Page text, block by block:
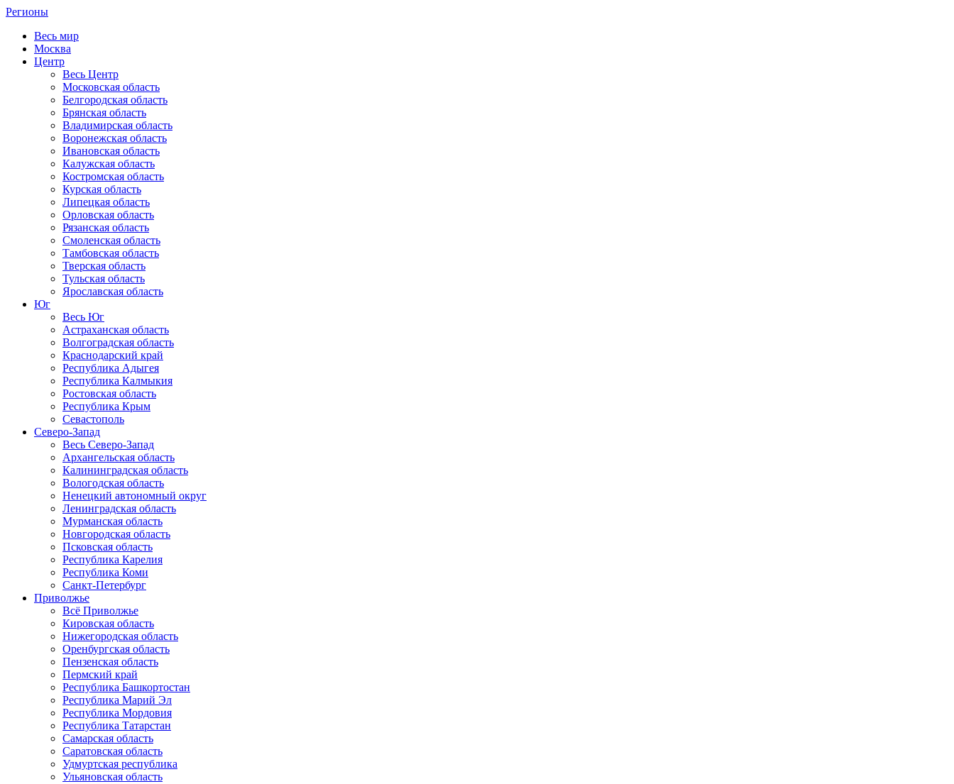
Регионы
Весь мир
Москва
Центр
Весь Центр
Московская область
Белгородская область
Брянская область
Владимирская область
Воронежская область
Ивановская область
Калужская область
Костромская область
Курская область
Липецкая область
Орловская область
Рязанская область
Смоленская область
Тамбовская область
Тверская область
Тульская область
Ярославская область
Юг
Весь Юг
Астраханская область
Волгоградская область
Краснодарский край
Республика Адыгея
Республика Калмыкия
Ростовская область
Республика Крым
Севастополь
Северо-Запад
Весь Северо-Запад
Архангельская область
Калининградская область
Вологодская область
Ненецкий автономный округ
Ленинградская область
Мурманская область
Новгородская область
Псковская область
Республика Карелия
Республика Коми
Санкт-Петербург
Приволжье
Всё Приволжье
Кировская область
Нижегородская область
Оренбургская область
Пензенская область
Пермский край
Республика Башкортостан
Республика Марий Эл
Республика Мордовия
Республика Татарстан
Самарская область
Саратовская область
Удмуртская республика
Ульяновская область